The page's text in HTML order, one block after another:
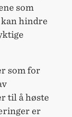
som
hindre
som for
til å høste
er